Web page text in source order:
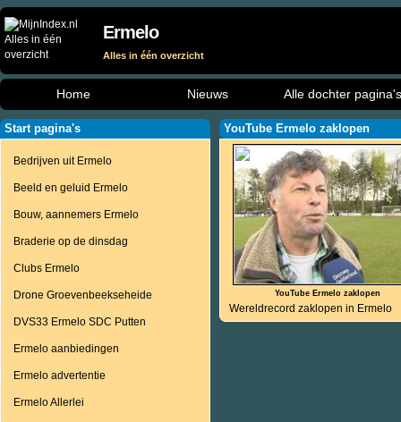
Ermelo
Alles in één overzicht
Home Nieuws Alle dochter pagina's
Start pagina's
Bedrijven uit Ermelo
Beeld en geluid Ermelo
Bouw, aannemers Ermelo
Braderie op de dinsdag
Clubs Ermelo
Drone Groevenbeekseheide
DVS33 Ermelo SDC Putten
Ermelo aanbiedingen
Ermelo advertentie
Ermelo Allerlei
YouTube Ermelo zaklopen
YouTube Ermelo zaklopen
Wereldrecord zaklopen in Ermelo